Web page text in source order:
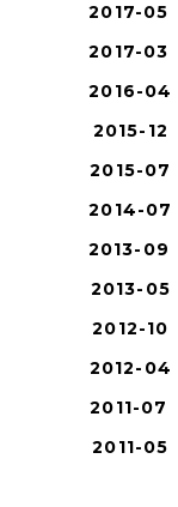
2017-05
2017-03
2016-04
2015-12
2015-07
2014-07
2013-09
2013-05
2012-10
2012-04
2011-07
2011-05